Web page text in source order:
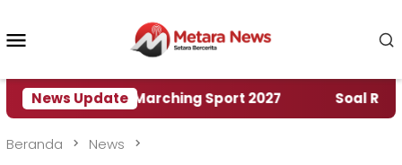
konten
News Update
World Marching Sport 2027 ‎Soal Rencana
Beranda News